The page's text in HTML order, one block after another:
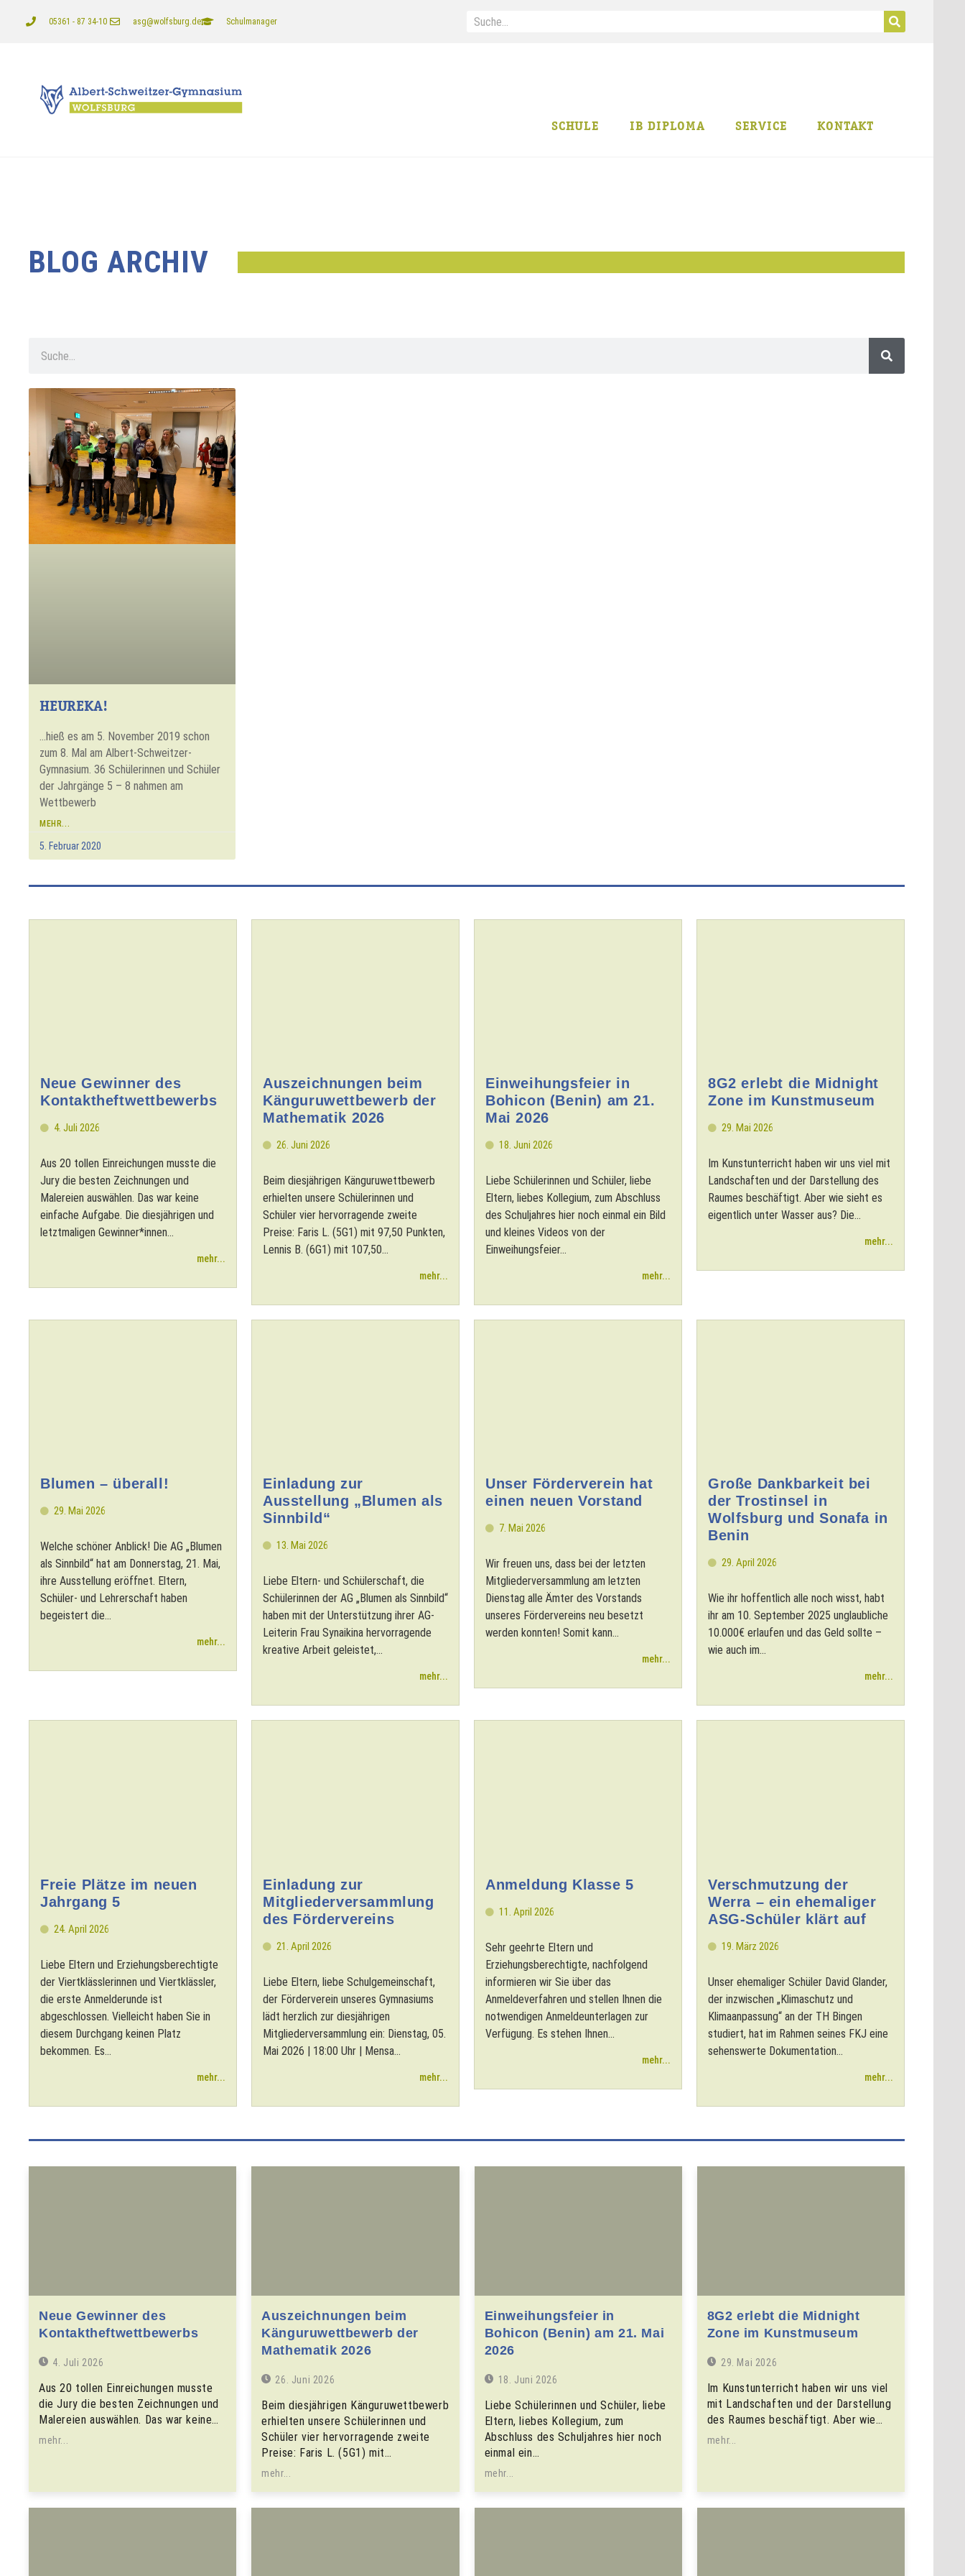
05361 - 87 34-10 asg@wolfsburg.de Schulmanager
SCHULE IB DIPLOMA SERVICE KONTAKT
BLOG ARCHIV
HEUREKA!
…hieß es am 5. November 2019 schon
zum 8. Mal am Albert-Schweitzer-
Gymnasium. 36 Schülerinnen und Schüler
der Jahrgänge 5 – 8 nahmen am
Wettbewerb
MEHR...
5. Februar 2020
Neue Gewinner des
Kontaktheftwettbewerbs
4. Juli 2026
Aus 20 tollen Einreichungen musste die
Jury die besten Zeichnungen und
Malereien auswählen. Das war keine
einfache Aufgabe. Die diesjährigen und
letztmaligen Gewinner*innen...
mehr...
Auszeichnungen beim
Känguruwettbewerb der
Mathematik 2026
26. Juni 2026
Beim diesjährigen Känguruwettbewerb
erhielten unsere Schülerinnen und
Schüler vier hervorragende zweite
Preise: Faris L. (5G1) mit 97,50 Punkten,
Lennis B. (6G1) mit 107,50...
mehr...
Einweihungsfeier in
Bohicon (Benin) am 21.
Mai 2026
18. Juni 2026
Liebe Schülerinnen und Schüler, liebe
Eltern, liebes Kollegium, zum Abschluss
des Schuljahres hier noch einmal ein Bild
und kleines Videos von der
Einweihungsfeier...
mehr...
8G2 erlebt die Midnight
Zone im Kunstmuseum
29. Mai 2026
Im Kunstunterricht haben wir uns viel mit
Landschaften und der Darstellung des
Raumes beschäftigt. Aber wie sieht es
eigentlich unter Wasser aus? Die...
mehr...
Blumen – überall!
29. Mai 2026
Welche schöner Anblick! Die AG „Blumen
als Sinnbild“ hat am Donnerstag, 21. Mai,
ihre Ausstellung eröffnet. Eltern,
Schüler- und Lehrerschaft haben
begeistert die...
mehr...
Einladung zur
Ausstellung „Blumen als
Sinnbild“
13. Mai 2026
Liebe Eltern- und Schülerschaft, die
Schülerinnen der AG „Blumen als Sinnbild“
haben mit der Unterstützung ihrer AG-
Leiterin Frau Synaikina hervorragende
kreative Arbeit geleistet,...
mehr...
Unser Förderverein hat
einen neuen Vorstand
7. Mai 2026
Wir freuen uns, dass bei der letzten
Mitgliederversammlung am letzten
Dienstag alle Ämter des Vorstands
unseres Fördervereins neu besetzt
werden konnten! Somit kann...
mehr...
Große Dankbarkeit bei
der Trostinsel in
Wolfsburg und Sonafa in
Benin
29. April 2026
Wie ihr hoffentlich alle noch wisst, habt
ihr am 10. September 2025 unglaubliche
10.000€ erlaufen und das Geld sollte –
wie auch im...
mehr...
Freie Plätze im neuen
Jahrgang 5
24. April 2026
Liebe Eltern und Erziehungsberechtigte
der Viertklässlerinnen und Viertklässler,
die erste Anmelderunde ist
abgeschlossen. Vielleicht haben Sie in
diesem Durchgang keinen Platz
bekommen. Es...
mehr...
Einladung zur
Mitgliederversammlung
des Fördervereins
21. April 2026
Liebe Eltern, liebe Schulgemeinschaft,
der Förderverein unseres Gymnasiums
lädt herzlich zur diesjährigen
Mitgliederversammlung ein: Dienstag, 05.
Mai 2026 | 18:00 Uhr | Mensa...
mehr...
Anmeldung Klasse 5
11. April 2026
Sehr geehrte Eltern und
Erziehungsberechtigte, nachfolgend
informieren wir Sie über das
Anmeldeverfahren und stellen Ihnen die
notwendigen Anmeldeunterlagen zur
Verfügung. Es stehen Ihnen...
mehr...
Verschmutzung der
Werra – ein ehemaliger
ASG-Schüler klärt auf
19. März 2026
Unser ehemaliger Schüler David Glander,
der inzwischen „Klimaschutz und
Klimaanpassung“ an der TH Bingen
studiert, hat im Rahmen seines FKJ eine
sehenswerte Dokumentation...
mehr...
Neue Gewinner des
Kontaktheftwettbewerbs
4. Juli 2026
Aus 20 tollen Einreichungen musste
die Jury die besten Zeichnungen und
Malereien auswählen. Das war keine…
mehr...
Auszeichnungen beim
Känguruwettbewerb der
Mathematik 2026
26. Juni 2026
Beim diesjährigen Känguruwettbewerb
erhielten unsere Schülerinnen und
Schüler vier hervorragende zweite
Preise: Faris L. (5G1) mit…
mehr...
Einweihungsfeier in
Bohicon (Benin) am 21. Mai
2026
18. Juni 2026
Liebe Schülerinnen und Schüler, liebe
Eltern, liebes Kollegium, zum
Abschluss des Schuljahres hier noch
einmal ein…
mehr...
8G2 erlebt die Midnight
Zone im Kunstmuseum
29. Mai 2026
Im Kunstunterricht haben wir uns viel
mit Landschaften und der Darstellung
des Raumes beschäftigt. Aber wie…
mehr...